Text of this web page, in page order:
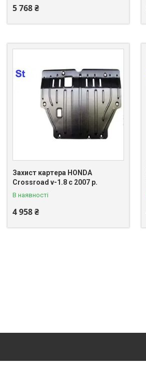
5 768 ₴
Захист картера HONDA
Crossroad v-1.8 c 2007 р.
В наявності
4 958 ₴